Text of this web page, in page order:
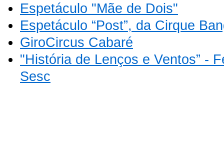
Espetáculo "Mãe de Dois"
Espetáculo “Post”, da Cirque
GiroCircus Cabaré
"História de Lenços e Ventos” -
Sesc